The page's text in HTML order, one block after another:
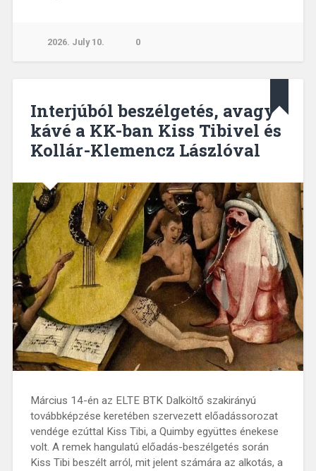
2026. July 10. 0
Interjúból beszélgetés, avagy
kávé a KK-ban Kiss Tibivel és
Kollár-Klemencz Lászlóval
Március 14-én az ELTE BTK Dalköltő szakirányú
továbbképzése keretében szervezett előadássorozat
vendége ezúttal Kiss Tibi, a Quimby együttes énekese
volt. A remek hangulatú előadás-beszélgetés során
Kiss Tibi beszélt arról, mit jelent számára az alkotás, a